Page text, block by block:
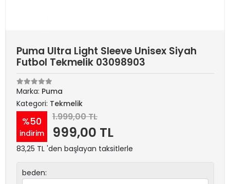
Puma Ultra Light Sleeve Unisex Siyah
Futbol Tekmelik 03098903
Marka: Puma
Kategori: Tekmelik
%50
indirim
1.999,00 TL
999,00 TL
83,25 TL 'den başlayan taksitlerle
beden: